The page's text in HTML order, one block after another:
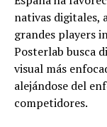
nativas digitales,
grandes players
Posterlab busca
visual más
alejándose del
competidores.